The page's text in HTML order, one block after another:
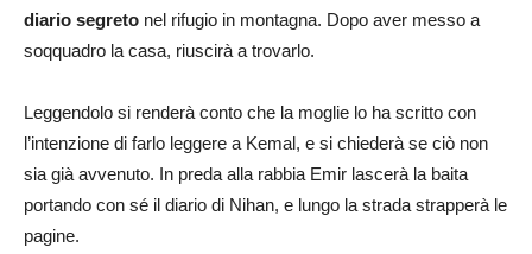
diario segreto nel rifugio in montagna. Dopo aver messo a
soqquadro la casa, riuscirà a trovarlo.
Leggendolo si renderà conto che la moglie lo ha scritto con
l’intenzione di farlo leggere a Kemal, e si chiederà se ciò non
sia già avvenuto. In preda alla rabbia Emir lascerà la baita
portando con sé il diario di Nihan, e lungo la strada strapperà le
pagine.